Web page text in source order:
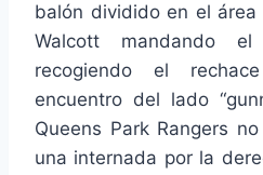
balón dividido en el área
Walcott mandando
recogiendo el
encuentro del lado
Queens Park Rangers
una internada por la